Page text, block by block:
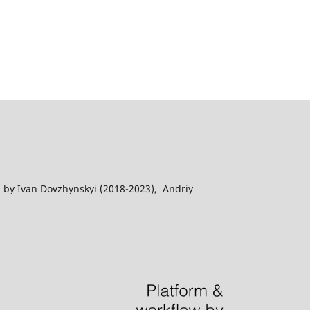
Ivan Dovzhynskyi (2018-2023), Andriy